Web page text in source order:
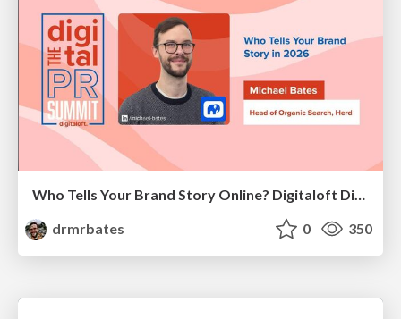
Who Tells Your Brand Story Online? Digitaloft Digital PR Summit 2026
drmrbates
0 350